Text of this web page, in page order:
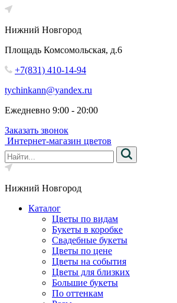
Нижний Новгород
Площадь Комсомольская, д.6
+7(831) 410-14-94
tychinkann@yandex.ru
Ежедневно 9:00 - 20:00
Заказать звонок
Интернет-магазин цветов
Нижний Новгород
Каталог
Цветы по видам
Букеты в коробке
Свадебные букеты
Цветы по цене
Цветы на события
Цветы для близких
Большие букеты
По оттенкам